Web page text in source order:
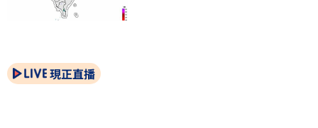
現正直播